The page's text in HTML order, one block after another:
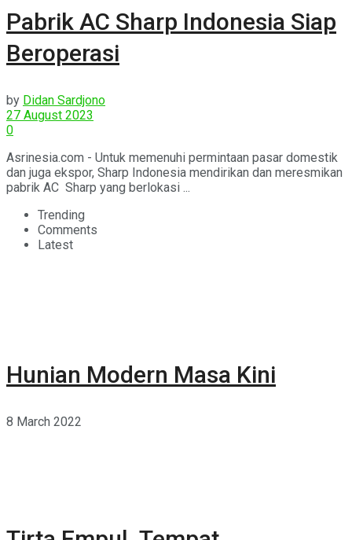
Pabrik AC Sharp Indonesia Siap
Beroperasi
by Didan Sardjono
27 August 2023
0
Asrinesia.com - Untuk memenuhi permintaan pasar domestik
dan juga ekspor, Sharp Indonesia mendirikan dan meresmikan
pabrik AC Sharp yang berlokasi ...
Trending
Comments
Latest
Hunian Modern Masa Kini
8 March 2022